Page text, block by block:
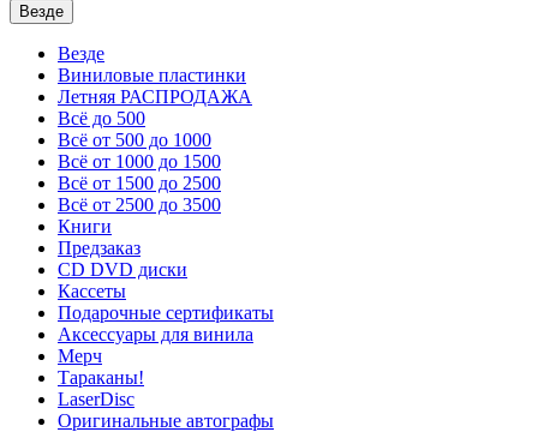
Везде
Везде
Виниловые пластинки
Летняя РАСПРОДАЖА
Всё до 500
Всё от 500 до 1000
Всё от 1000 до 1500
Всё от 1500 до 2500
Всё от 2500 до 3500
Книги
Предзаказ
CD DVD диски
Кассеты
Подарочные сертификаты
Аксессуары для винила
Мерч
Тараканы!
LaserDisc
Оригинальные автографы